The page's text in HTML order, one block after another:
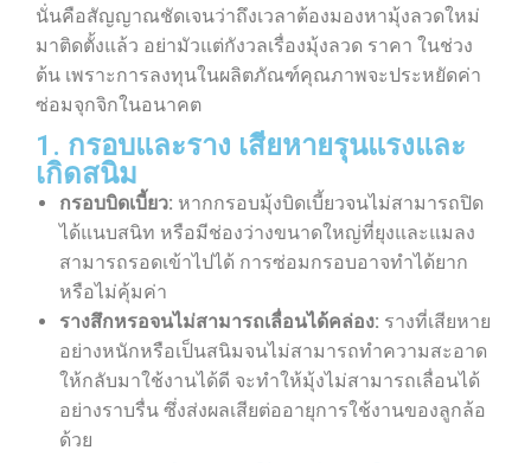
นั่นคือสัญญาณชัดเจนว่าถึงเวลาต้องมองหามุ้งลวดใหม่
มาติดตั้งแล้ว อย่ามัวแต่กังวลเรื่องมุ้งลวด ราคา ในช่วง
ต้น เพราะการลงทุนในผลิตภัณฑ์คุณภาพจะประหยัดค่า
ซ่อมจุกจิกในอนาคต
1. กรอบและราง เสียหายรุนแรงและ
เกิดสนิม
กรอบบิดเบี้ยว: หากกรอบมุ้งบิดเบี้ยวจนไม่สามารถปิด
ได้แนบสนิท หรือมีช่องว่างขนาดใหญ่ที่ยุงและแมลง
สามารถรอดเข้าไปได้ การซ่อมกรอบอาจทำได้ยาก
หรือไม่คุ้มค่า
รางสึกหรอจนไม่สามารถเลื่อนได้คล่อง: รางที่เสียหาย
อย่างหนักหรือเป็นสนิมจนไม่สามารถทำความสะอาด
ให้กลับมาใช้งานได้ดี จะทำให้มุ้งไม่สามารถเลื่อนได้
อย่างราบรื่น ซึ่งส่งผลเสียต่ออายุการใช้งานของลูกล้อ
ด้วย